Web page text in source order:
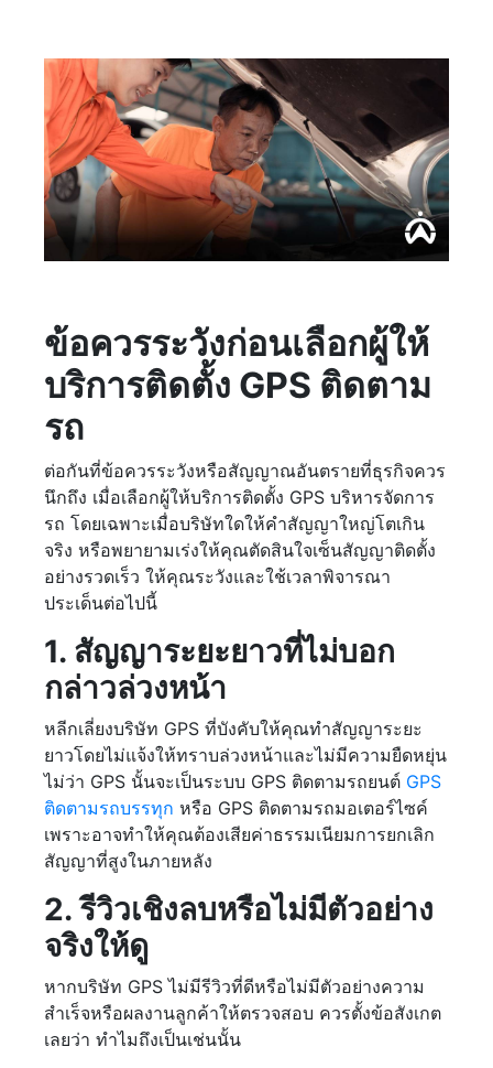
ข้อควรระวังก่อนเลือกผู้ให้
บริการติดตั้ง GPS ติดตาม
รถ
ต่อกันที่ข้อควรระวังหรือสัญญาณอันตรายที่ธุรกิจควร
นึกถึง เมื่อเลือกผู้ให้บริการติดตั้ง GPS บริหารจัดการ
รถ โดยเฉพาะเมื่อบริษัทใดให้คำสัญญาใหญ่โตเกิน
จริง หรือพยายามเร่งให้คุณตัดสินใจเซ็นสัญญาติดตั้ง
อย่างรวดเร็ว ให้คุณระวังและใช้เวลาพิจารณา
ประเด็นต่อไปนี้
1. สัญญาระยะยาวที่ไม่บอก
กล่าวล่วงหน้า
หลีกเลี่ยงบริษัท GPS ที่บังคับให้คุณทำสัญญาระยะ
ยาวโดยไม่แจ้งให้ทราบล่วงหน้าและไม่มีความยืดหยุ่น
ไม่ว่า GPS นั้นจะเป็นระบบ GPS ติดตามรถยนต์ GPS
ติดตามรถบรรทุก หรือ GPS ติดตามรถมอเตอร์ไซค์
เพราะอาจทำให้คุณต้องเสียค่าธรรมเนียมการยกเลิก
สัญญาที่สูงในภายหลัง
2. รีวิวเชิงลบหรือไม่มีตัวอย่าง
จริงให้ดู
หากบริษัท GPS ไม่มีรีวิวที่ดีหรือไม่มีตัวอย่างความ
สำเร็จหรือผลงานลูกค้าให้ตรวจสอบ ควรตั้งข้อสังเกต
เลยว่า ทำไมถึงเป็นเช่นนั้น